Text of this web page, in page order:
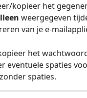
kopieer het
weergegeven
van je e-
het
eventuele spaties
spaties.